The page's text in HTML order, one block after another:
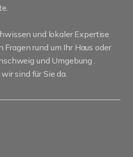
und lokaler Expertise
rund um Ihr Haus oder
und Umgebung .
sind für Sie da.